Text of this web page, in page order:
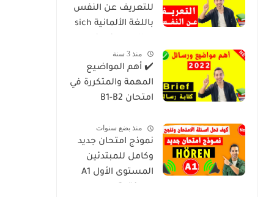
للتعريف عن النفس
باللغة الألمانية sich
امتحان
منذ 3 سنة
✔️ أهم المواضيع
المهمة والمتكررة في
امتحان B1-B2
الألمانية
منذ بضع سنوات
نموذج امتحان جديد
وكامل للمبتدئين
المستوى الأول A1